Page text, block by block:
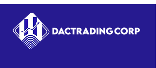
Utiliza la tecnología de
identificación por
radiofrecuencia (RFID) para
permitir el acceso seguro a
través de puertas y otros